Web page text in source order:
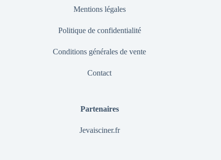
Mentions légales
Politique de confidentialité
Conditions générales de vente
Contact
Partenaires
Jevaisciner.fr